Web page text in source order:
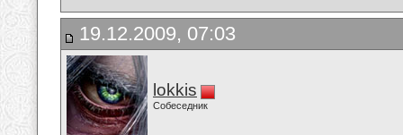
19.12.2009, 07:03
lokkis
Собеседник